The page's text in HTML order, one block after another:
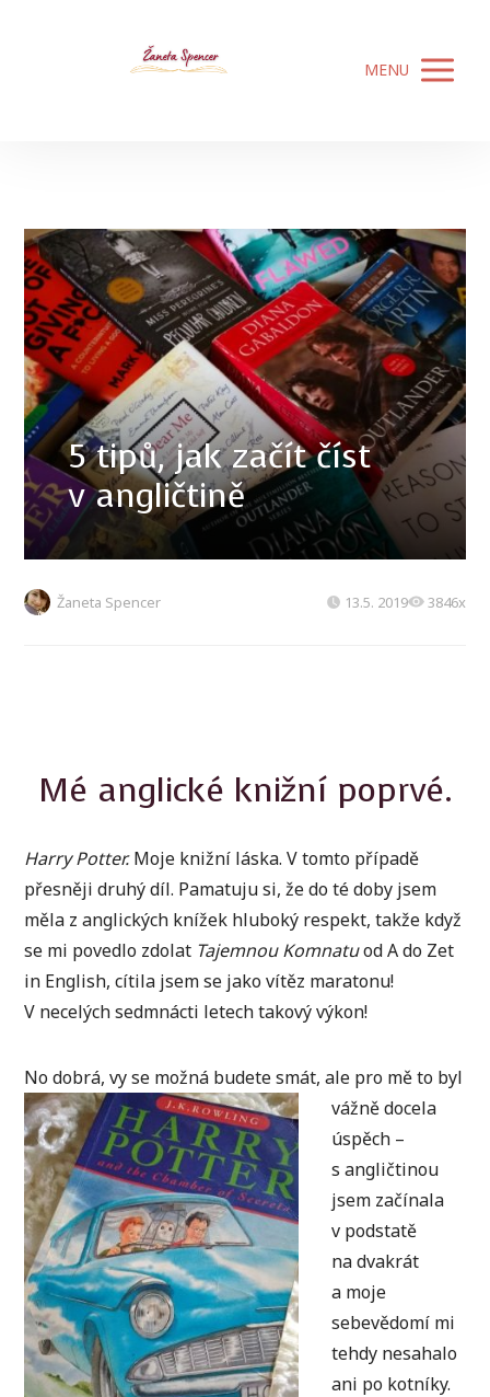
MENU
5 tipů, jak začít číst
v angličtině
Žaneta Spencer 13.5. 2019 3846x
Mé anglické knižní poprvé.
Harry Potter.Moje knižní láska. V tomto případě
přesněji druhý díl. Pamatuju si, že do té doby jsem
měla z anglických knížek hluboký respekt, takže když
se mi povedlo zdolat Tajemnou Komnatuod A do Zet
in English, cítila jsem se jako vítěz maratonu!
V necelých sedmnácti letech takový výkon!
No dobrá, vy se možná budete smát, ale pro mě to byl
vážně docela
úspěch –
s angličtinou
jsem začínala
v podstatě
na dvakrát
a moje
sebevědomí mi
tehdy nesahalo
ani po kotníky.